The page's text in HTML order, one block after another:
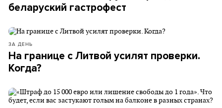
беларуский гастрофест
ЗА ДЕНЬ
На границе с Литвой усилят проверки.
Когда?